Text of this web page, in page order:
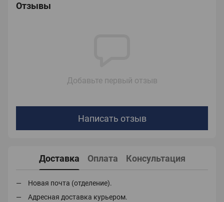
Отзывы
Добавьте первый отзыв
Написать отзыв
Доставка Оплата Консультация
Новая почта (отделение).
Адресная доставка курьером.